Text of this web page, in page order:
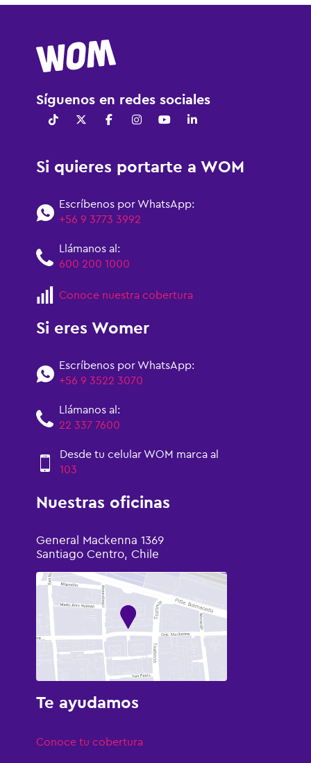
Síguenos en redes sociales
Si quieres portarte a WOM
Escríbenos por WhatsApp:
+56 9 3773 3992
Llámanos al:
600 200 1000
Conoce nuestra cobertura
Si eres Womer
Escríbenos por WhatsApp:
+56 9 3522 3070
Llámanos al:
22 337 7600
Desde tu celular WOM marca al
103
Nuestras oficinas
General Mackenna 1369
Santiago Centro, Chile
Te ayudamos
Conoce tu cobertura